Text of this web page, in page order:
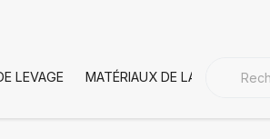
LEVAGE MATÉRIAUX DE LA CHAÎNE